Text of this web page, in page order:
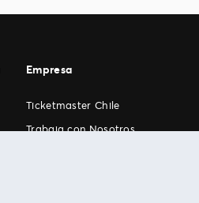
Empresa
Ticketmaster Chile
Trabaja con Nosotros